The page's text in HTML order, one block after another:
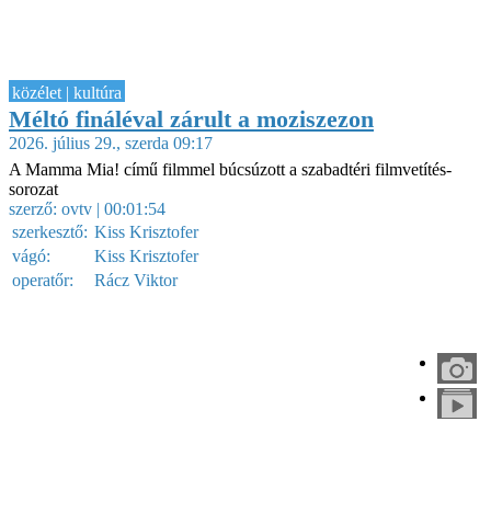
közélet | kultúra
Méltó fináléval zárult a moziszezon
2026. július 29., szerda 09:17
A Mamma Mia! című filmmel búcsúzott a szabadtéri filmvetítés-
sorozat
szerző: ovtv | 00:01:54
szerkesztő: Kiss Krisztofer
vágó:
Kiss Krisztofer
operatőr:
Rácz Viktor